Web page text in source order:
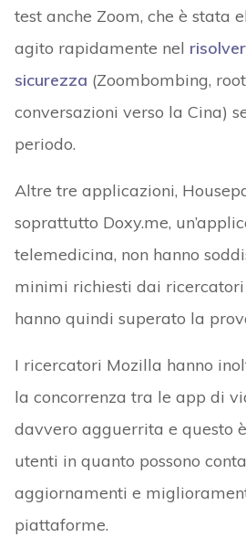
test anche Zoom, che è stata
agito rapidamente nel
sicurezza (Zoombombing,
conversazioni verso la Cina)
periodo.
Altre tre applicazioni,
soprattutto Doxy.me,
telemedicina, non hanno
minimi richiesti dai
hanno quindi superato la
I ricercatori Mozilla hanno
la concorrenza tra le app di
davvero agguerrita e questo
utenti in quanto possono
aggiornamenti e
piattaforme.